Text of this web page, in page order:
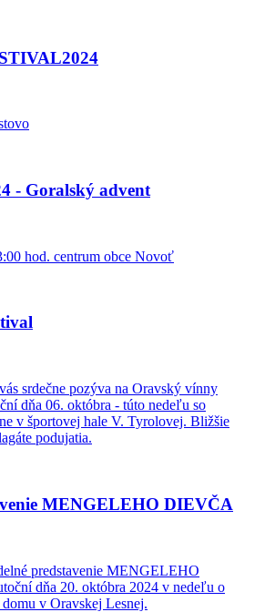
- Goralský advent
hod. centrum obce Novoť
srdečne pozýva na Oravský vínny
dňa 06. októbra - túto nedeľu so
v športovej hale V. Tyrolovej. Bližšie
podujatia.
MENGELEHO DIEVČA
predstavenie MENGELEHO
dňa 20. októbra 2024 v nedeľu o
v Oravskej Lesnej.